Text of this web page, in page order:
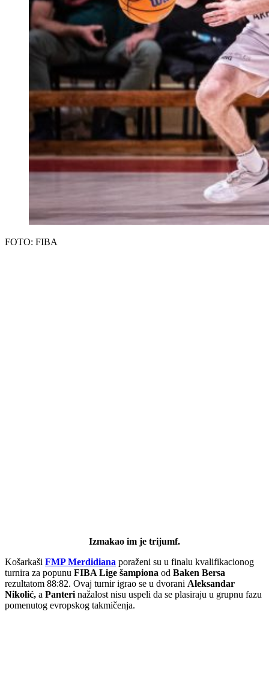
FOTO: FIBA
Izmakao im je trijumf.
Košarkaši FMP Merdidiana poraženi su u finalu kvalifikacionog
turnira za popunu FIBA Lige šampiona od Baken Bersa
rezultatom 88:82. Ovaj turnir igrao se u dvorani Aleksandar
Nikolić, a Panteri nažalost nisu uspeli da se plasiraju u grupnu fazu
pomenutog evropskog takmičenja.